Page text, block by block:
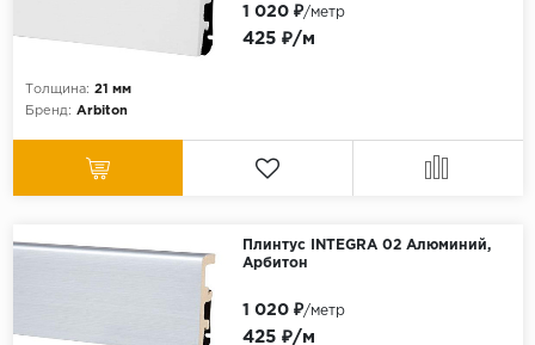
Толщина: 21 мм
Бренд: Arbiton
425 ₽/м
1 020 ₽/метр
Плинтус INTEGRA 02 Алюминий,
Арбитон
425 ₽/м
1 020 ₽/метр